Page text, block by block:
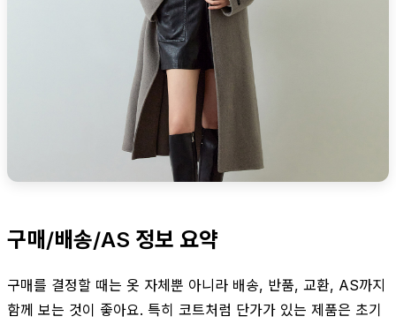
구매/배송/AS 정보 요약
구매를 결정할 때는 옷 자체뿐 아니라 배송, 반품, 교환, AS까지
함께 보는 것이 좋아요. 특히 코트처럼 단가가 있는 제품은 초기